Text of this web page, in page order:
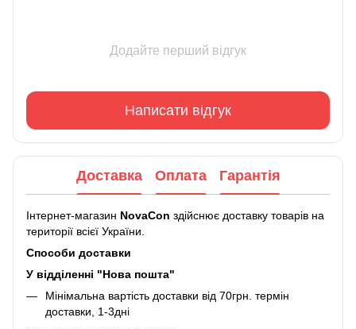
Додайте перший відгук
Написати відгук
Доставка Оплата Гарантія
Інтернет-магазин NovaCon здійснює доставку товарів на
території всієї України.
Способи доставки
У відділенні "Нова пошта"
Мінімальна вартість доставки від 70грн. термін
доставки, 1-3дні